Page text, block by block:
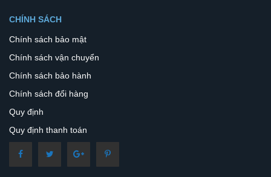
CHÍNH SÁCH
Chính sách bảo mật
Chính sách vận chuyển
Chính sách bảo hành
Chính sách đổi hàng
Quy định
Quy định thanh toán